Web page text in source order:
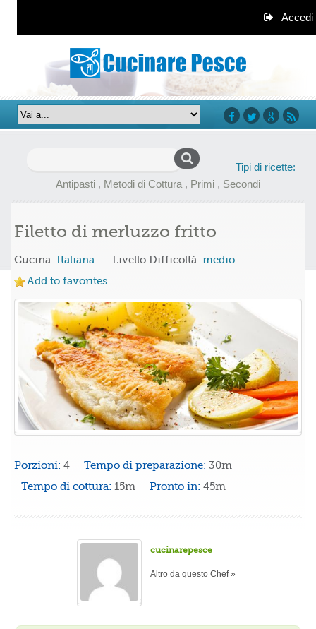
Accedi
Tipi di ricette:
Antipasti , Metodi di Cottura , Primi , Secondi
Filetto di merluzzo fritto
Cucina: Italiana Livello Difficoltà: medio
Add to favorites
Porzioni: 4 Tempo di preparazione: 30m
Tempo di cottura: 15m Pronto in: 45m
cucinarepesce
Altro da questo Chef »